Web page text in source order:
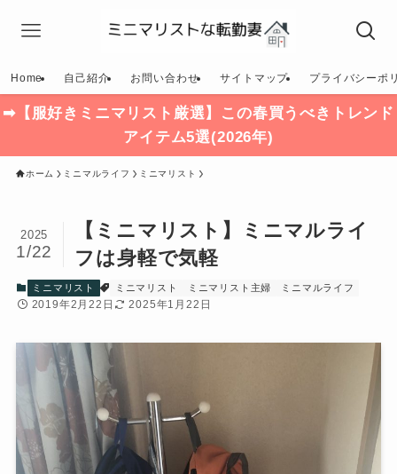
Home 自己紹介 お問い合わせ サイトマップ プライバシーポ
➡【服好きミニマリスト厳選】この春買うべきトレンド
アイテム5選(2026年)
ホーム ミニマルライフ ミニマリスト
【ミニマリスト】ミニマルライ
フは身軽で気軽
2025
1/22
ミニマリスト ミニマリスト ミニマリスト主婦 ミニマルライフ
2019年2月22日 2025年1月22日